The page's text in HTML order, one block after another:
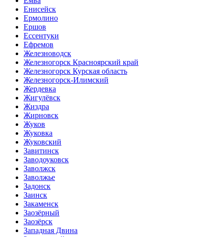
Енисейск
Ермолино
Ершов
Ессентуки
Ефремов
Железноводск
Железногорск Красноярский край
Железногорск Курская область
Железногорск-Илимский
Жердевка
Жигулёвск
Жиздра
Жирновск
Жуков
Жуковка
Жуковский
Завитинск
Заводоуковск
Заволжск
Заволжье
Задонск
Заинск
Закаменск
Заозёрный
Заозёрск
Западная Двина